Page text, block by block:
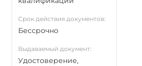
Срок действия документов:
Бессрочно
Выдаваемый документ:
Удостоверение,